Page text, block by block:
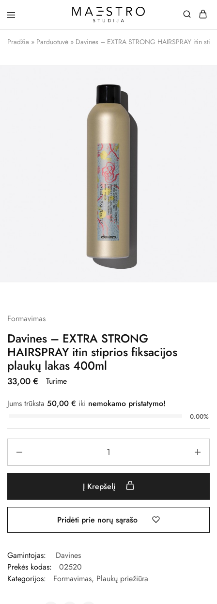
Studija
Pradžia » Parduotuvė » Davines – EXTRA STRONG HAIRSPRAY itin
Formavimas
Davines – EXTRA STRONG
HAIRSPRAY itin stiprios fiksacijos
plaukų lakas 400ml
33,00€
Turime
Jums trūksta 50,00 € iki nemokamo pristatymo!
0.00%
Į Krepšelį
Pridėti prie norų sąrašo
Gamintojas:
Davines
Prekės kodas:
02520
Kategorijos:
Formavimas, Plaukų priežiūra